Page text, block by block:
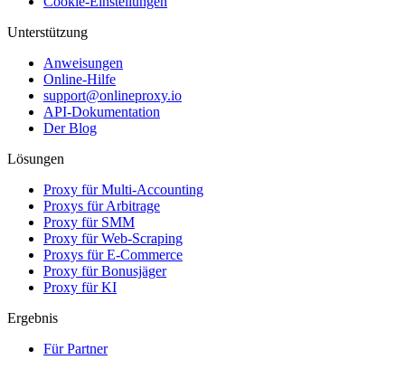
Unterstützung
Anweisungen
Online-Hilfe
support@onlineproxy.io
API-Dokumentation
Der Blog
Lösungen
Proxy für Multi-Accounting
Proxys für Arbitrage
Proxy für SMM
Proxy für Web-Scraping
Proxys für E-Commerce
Proxy für Bonusjäger
Proxy für KI
Ergebnis
Für Partner